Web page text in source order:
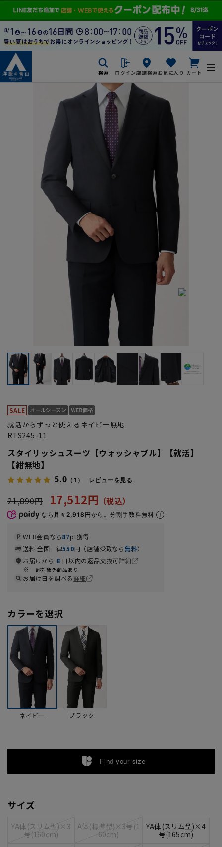
検索 ログイン店舗検索お気に入り カート
就活からずっと使えるネイビー無地
RTS245-11
スタイリッシュスーツ【ウォッシャブル】【就活】
【紺無地】
5.0 （1） レビューを見る
21,890円 17,512円
なら 月々2,918円から。分割手数料無料
WEB会員なら87pt獲得
送料 全国一律550円（店舗受取なら無料）
お届けから 8 日以内の返品交換可詳細
一部対象外商品あり
お届け日を調べる詳細
カラーを選択
ネイビー ブラック
Find your size
サイズ
YA体(スリム型)×3
号(160cm)
A体(標準型)×3号(1
60cm)
YA体(スリム型)×4
号(165cm)